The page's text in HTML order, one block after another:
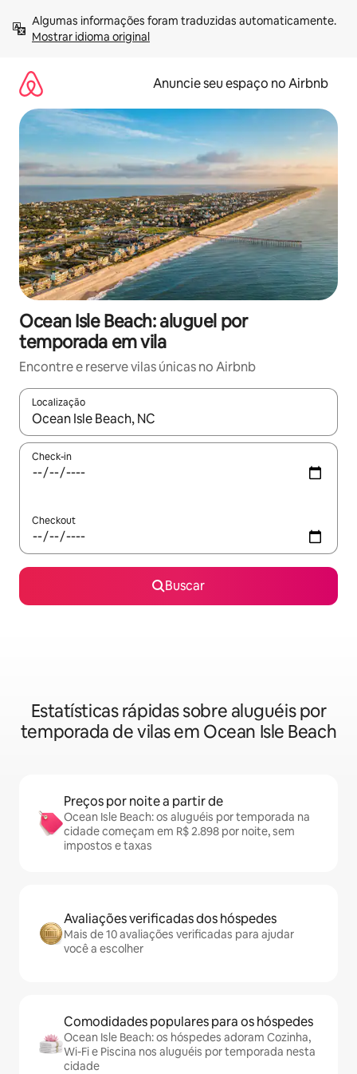
para
Mostrar idioma original
Anuncie seu espaço no Airbnb
Ocean Isle Beach: aluguel por
temporada em vila
Encontre e reserve vilas únicas no Airbnb
Localização
Quando os resultados estiverem disponíveis, explore-os
Check-in
Checkout
Buscar
Estatísticas rápidas sobre aluguéis por
temporada de vilas em Ocean Isle Beach
Preços por noite a partir de
Ocean Isle Beach: os aluguéis por temporada na
cidade começam em R$ 2.898 por noite, sem
impostos e taxas
Avaliações verificadas dos hóspedes
Mais de 10 avaliações verificadas para ajudar
você a escolher
Comodidades populares para os hóspedes
Ocean Isle Beach: os hóspedes adoram Cozinha,
Wi-Fi e Piscina nos aluguéis por temporada nesta
cidade